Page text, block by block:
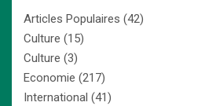
Articles Populaires (42)
Culture (15)
Culture (3)
Economie (217)
International (41)